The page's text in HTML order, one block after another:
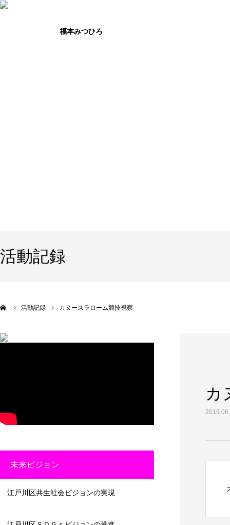
活動記録
活動記録 カヌースラローム競技視察
カ
未来ビジョン
江戸川区共生社会ビジョンの実現